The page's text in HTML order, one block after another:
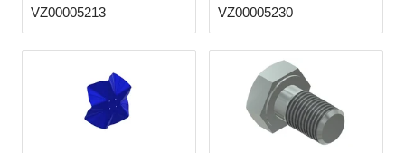
VZ00005213
VZ00005230